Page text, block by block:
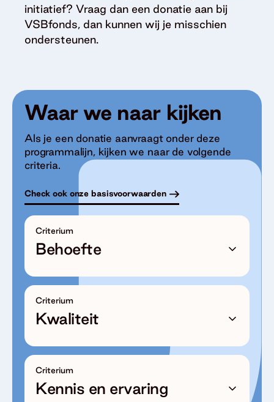
initiatief? Vraag dan een donatie aan bij
VSBfonds, dan kunnen wij je misschien
ondersteunen.
Waar we naar kijken
Als je een donatie aanvraagt onder deze
programmalijn, kijken we naar de volgende
criteria.
Check ook onze basisvoorwaarden
Criterium
Behoefte
Criterium
Kwaliteit
Criterium
Kennis en ervaring